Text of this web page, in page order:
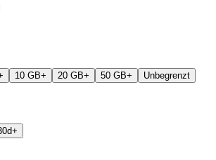
10 GB+ 20 GB+ 50 GB+ Unbegrenzt